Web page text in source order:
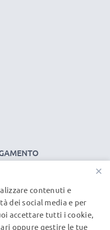
viene sottoposta a
durata lunghissima.
rapida e 3 anni di
×
contenuti e
dei social media e per
accettare tutti i cookie,
oppure gestire le tue